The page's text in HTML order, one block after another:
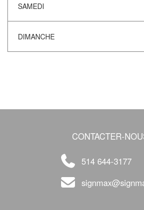
SAMEDI
DIMANCHE
CONTACTER-
514 644-3177